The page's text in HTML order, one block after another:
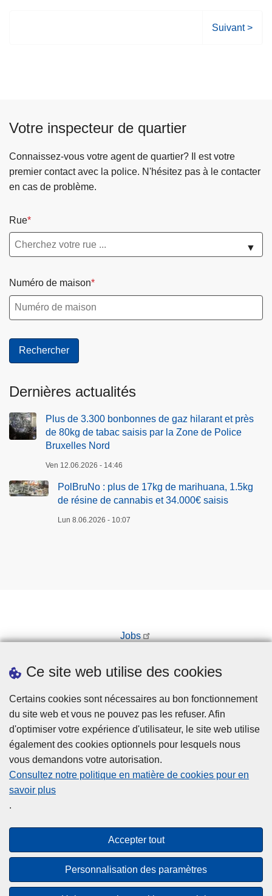
Ce site web utilise des cookies
Certains cookies sont nécessaires au bon fonctionnement
du site web et vous ne pouvez pas les refuser. Afin
d'optimiser votre expérience d'utilisateur, le site web utilise
également des cookies optionnels pour lesquels nous
vous demandons votre autorisation.
Consultez notre politique en matière de cookies pour en
savoir plus
.
Accepter tout
Personnalisation des paramètres
P
Suivant >
Votre inspecteur de quartier
Connaissez-vous votre agent de quartier? Il est votre
premier contact avec la police. N'hésitez pas à le contacter
en cas de problème.
Rue
▼
Numéro de maison
Dernières actualités
Plus de 3.300 bonbonnes de gaz hilarant et près
de 80kg de tabac saisis par la Zone de Police
Bruxelles Nord
Ven 12.06.2026 - 14:46
PolBruNo : plus de 17kg de marihuana, 1.5kg
de résine de cannabis et 34.000€ saisis
Lun 8.06.2026 - 10:07
Jobs
Téléchargements
Presse
Cookies
Accessibilité
© 2026 Police.be